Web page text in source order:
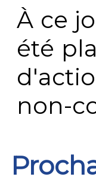
À ce
été
non-